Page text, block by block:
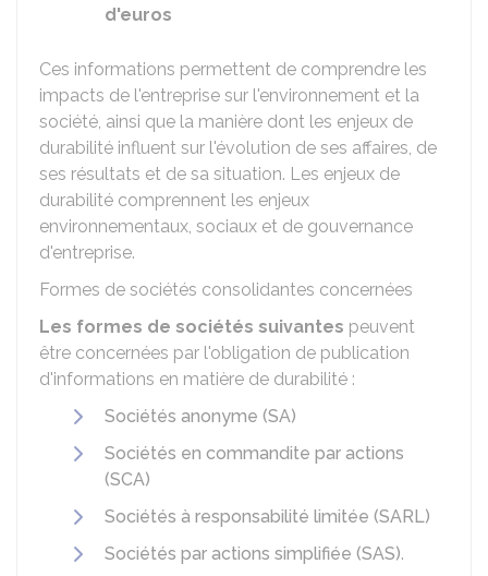
d'euros
Ces informations permettent de comprendre les
impacts de l'entreprise sur l'environnement et la
société, ainsi que la manière dont les enjeux de
durabilité influent sur l'évolution de ses affaires, de
ses résultats et de sa situation. Les enjeux de
durabilité comprennent les enjeux
environnementaux, sociaux et de gouvernance
d'entreprise.
Formes de sociétés consolidantes concernées
Les formes de sociétés suivantes peuvent
être concernées par l'obligation de publication
d'informations en matière de durabilité :
Sociétés anonyme (SA)
Sociétés en commandite par actions
(SCA)
Sociétés à responsabilité limitée (SARL)
Sociétés par actions simplifiée (SAS).